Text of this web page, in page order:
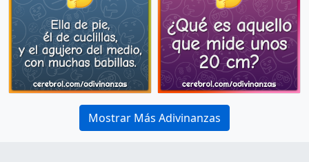
Mostrar Más Adivinanzas